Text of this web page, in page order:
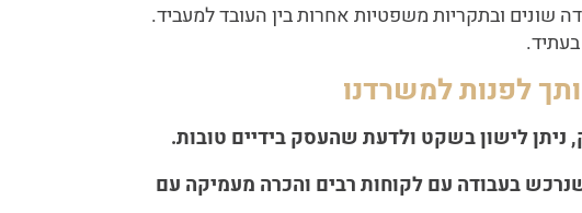
שונים ובתקריות משפטיות אחרות בין העובד למעביד.
לפנות למשרדנו
ניתן לישון בשקט ולדעת שהעסק בידיים טובות.
בעבודה עם לקוחות רבים והכרה מעמיקה עם